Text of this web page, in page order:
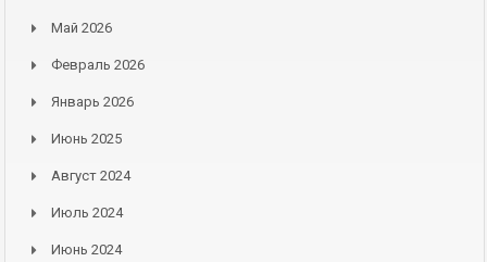
Май 2026
Февраль 2026
Январь 2026
Июнь 2025
Август 2024
Июль 2024
Июнь 2024